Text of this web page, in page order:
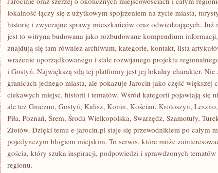
lokalność łączy się z użytkowym spojrzeniem na życie miasta,
historię i zwyczajne sprawy mieszkańców oraz odwiedzających.
jest to witryna budowana jako rozbudowane kompendium
znajdują się tam również archiwum, kategorie, kontakt, lista
wrażenie uporządkowanego i stale rozwijanego projektu
i Gostyń. Największą siłą tej platformy jest jej lokalny charakter. Nie
granicach jednego miasta, ale pokazuje Jarocin jako część większej
ciekawych miejsc, historii i tematów. Wśród kategorii pojawiają się
ale też Gniezno, Gostyń, Kalisz, Konin, Kościan, Krotoszyn,
Piła, Poznań, Śrem, Środa Wielkopolska, Swarzędz, Szamotuły,
Złotów. Dzięki temu e-jarocin.pl staje się przewodnikiem po całym
pojedynczym blogiem miejskim. To serwis, które może
gościa, który szuka inspiracji, podpowiedzi i sprawdzonych
regionu.